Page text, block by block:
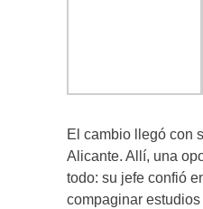
El cambio llegó con
Alicante. Allí, una
todo: su jefe confió
compaginar